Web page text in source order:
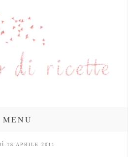
MENU
18 APRILE 2011